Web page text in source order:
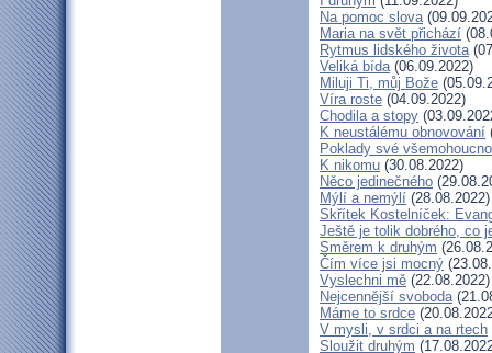
Na pomoc slova
Maria na svět přichází
Rytmus lidského života
Veliká bída(06.09.2022)
Miluji Ti, můj Bože
Víra roste (04.09.2022)
Chodila a stopy
K neustálému obnovování
Poklady své
K nikomu (30.08.2022)
Něco jedinečného
Mýlí a nemýlí (28.08.2022)
Skřítek Kostelníček:
Ještě je tolik dobrého, co
Směrem k druhým
Čím více jsi mocný
Vyslechni mě (22.08.2022)
Nejcennější svoboda
Máme to srdce
V mysli, v srdci a na rtech
Sloužit druhým